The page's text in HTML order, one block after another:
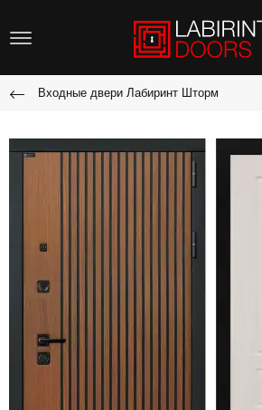
Входные двери Лабиринт Шторм